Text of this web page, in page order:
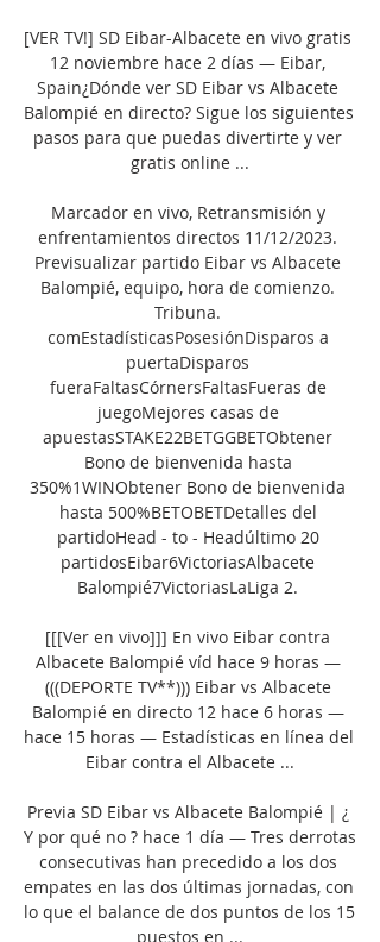
[VER TV!] SD Eibar-Albacete en vivo gratis
12 noviembre hace 2 días — Eibar,
Spain¿Dónde ver SD Eibar vs Albacete
Balompié en directo? Sigue los siguientes
pasos para que puedas divertirte y ver
gratis online ...
Marcador en vivo, Retransmisión y
enfrentamientos directos 11/12/2023.
Previsualizar partido Eibar vs Albacete
Balompié, equipo, hora de comienzo.
Tribuna.
comEstadísticasPosesiónDisparos a
puertaDisparos
fueraFaltasCórnersFaltasFueras de
juegoMejores casas de
apuestasSTAKE22BETGGBETObtener
Bono de bienvenida hasta
350%1WINObtener Bono de bienvenida
hasta 500%BETOBETDetalles del
partidoHead - to - Headúltimo 20
partidosEibar6VictoriasAlbacete
Balompié7VictoriasLaLiga 2.
[[[Ver en vivo]]] En vivo Eibar contra
Albacete Balompié víd hace 9 horas —
(((DEPORTE TV**))) Eibar vs Albacete
Balompié en directo 12 hace 6 horas —
hace 15 horas — Estadísticas en línea del
Eibar contra el Albacete ...
Previa SD Eibar vs Albacete Balompié | ¿
Y por qué no ? hace 1 día — Tres derrotas
consecutivas han precedido a los dos
empates en las dos últimas jornadas, con
lo que el balance de dos puntos de los 15
puestos en ...